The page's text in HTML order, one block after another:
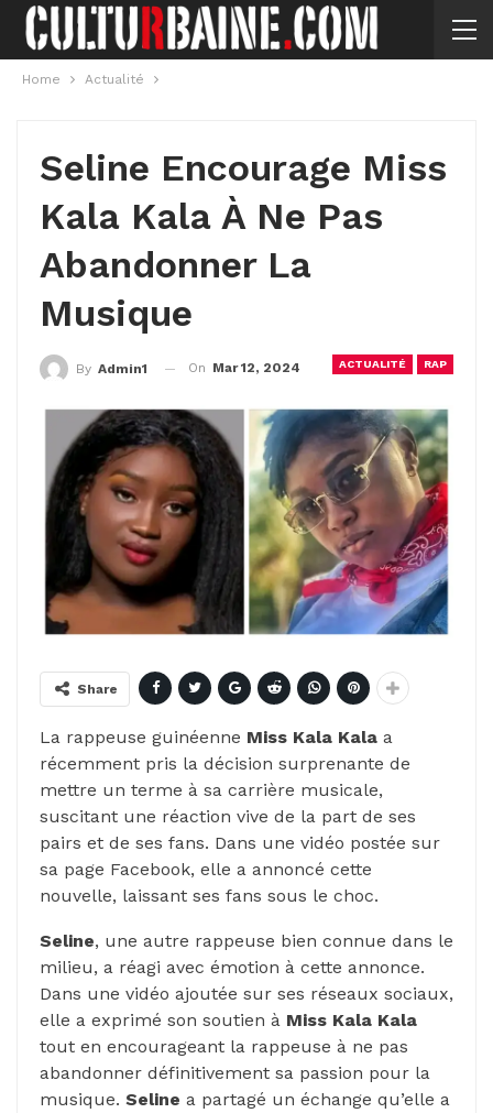
Home Actualité
Seline Encourage Miss
Kala Kala À Ne Pas
Abandonner La
Musique
ACTUALITÉ RAP
By Admin1 On Mar 12, 2024
Share
La rappeuse guinéenne Miss Kala Kala a
récemment pris la décision surprenante de
mettre un terme à sa carrière musicale,
suscitant une réaction vive de la part de ses
pairs et de ses fans. Dans une vidéo postée sur
sa page Facebook, elle a annoncé cette
nouvelle, laissant ses fans sous le choc.
Seline, une autre rappeuse bien connue dans le
milieu, a réagi avec émotion à cette annonce.
Dans une vidéo ajoutée sur ses réseaux sociaux,
elle a exprimé son soutien à Miss Kala Kala
tout en encourageant la rappeuse à ne pas
abandonner définitivement sa passion pour la
musique. Seline a partagé un échange qu’elle a